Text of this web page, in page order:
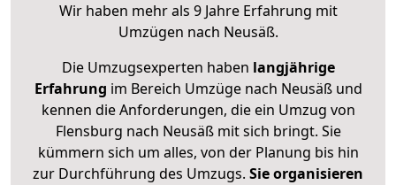
Wir haben mehr als 9 Jahre Erfahrung mit
Umzügen nach Neusäß.
Die Umzugsexperten haben langjährige
Erfahrung im Bereich Umzüge nach Neusäß und
kennen die Anforderungen, die ein Umzug von
Flensburg nach Neusäß mit sich bringt. Sie
kümmern sich um alles, von der Planung bis hin
zur Durchführung des Umzugs. Sie organisieren